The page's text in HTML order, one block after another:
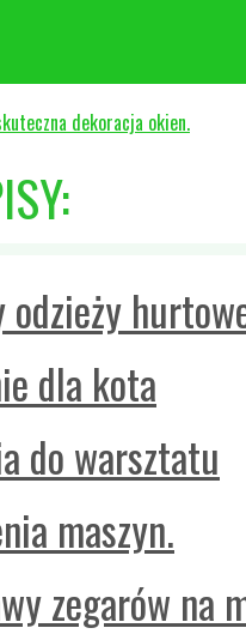
dekoracja okien.
dla kota
do warsztatu
maszyn.
zegarów na